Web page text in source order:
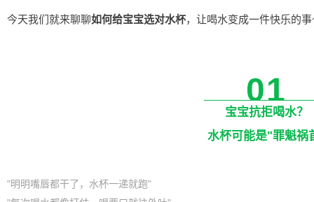
今天我们就来聊聊如何给宝宝选对水杯，让喝水变成一件快乐的事
01
宝宝抗拒喝水？
水杯可能是"罪魁祸
"明明嘴唇都干了，水杯一递就跑"